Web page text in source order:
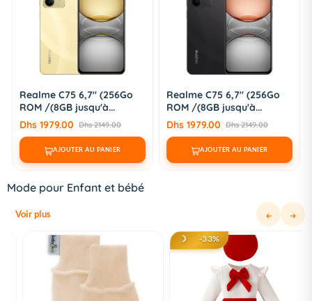
Realme C75 6,7" (256Go
ROM /(8GB jusqu'à...
Dhs 1979.00 Dhs 2149.00
AJOUTER AU PANIER
Realme Note 60 6,74"
(128GB / 4GB jusqu'...
Dhs 1199.00
Dhs 1299.00
AJOUTER AU PANIER
Mode pour Enfant et bébé
Voir plus
☽ -33%